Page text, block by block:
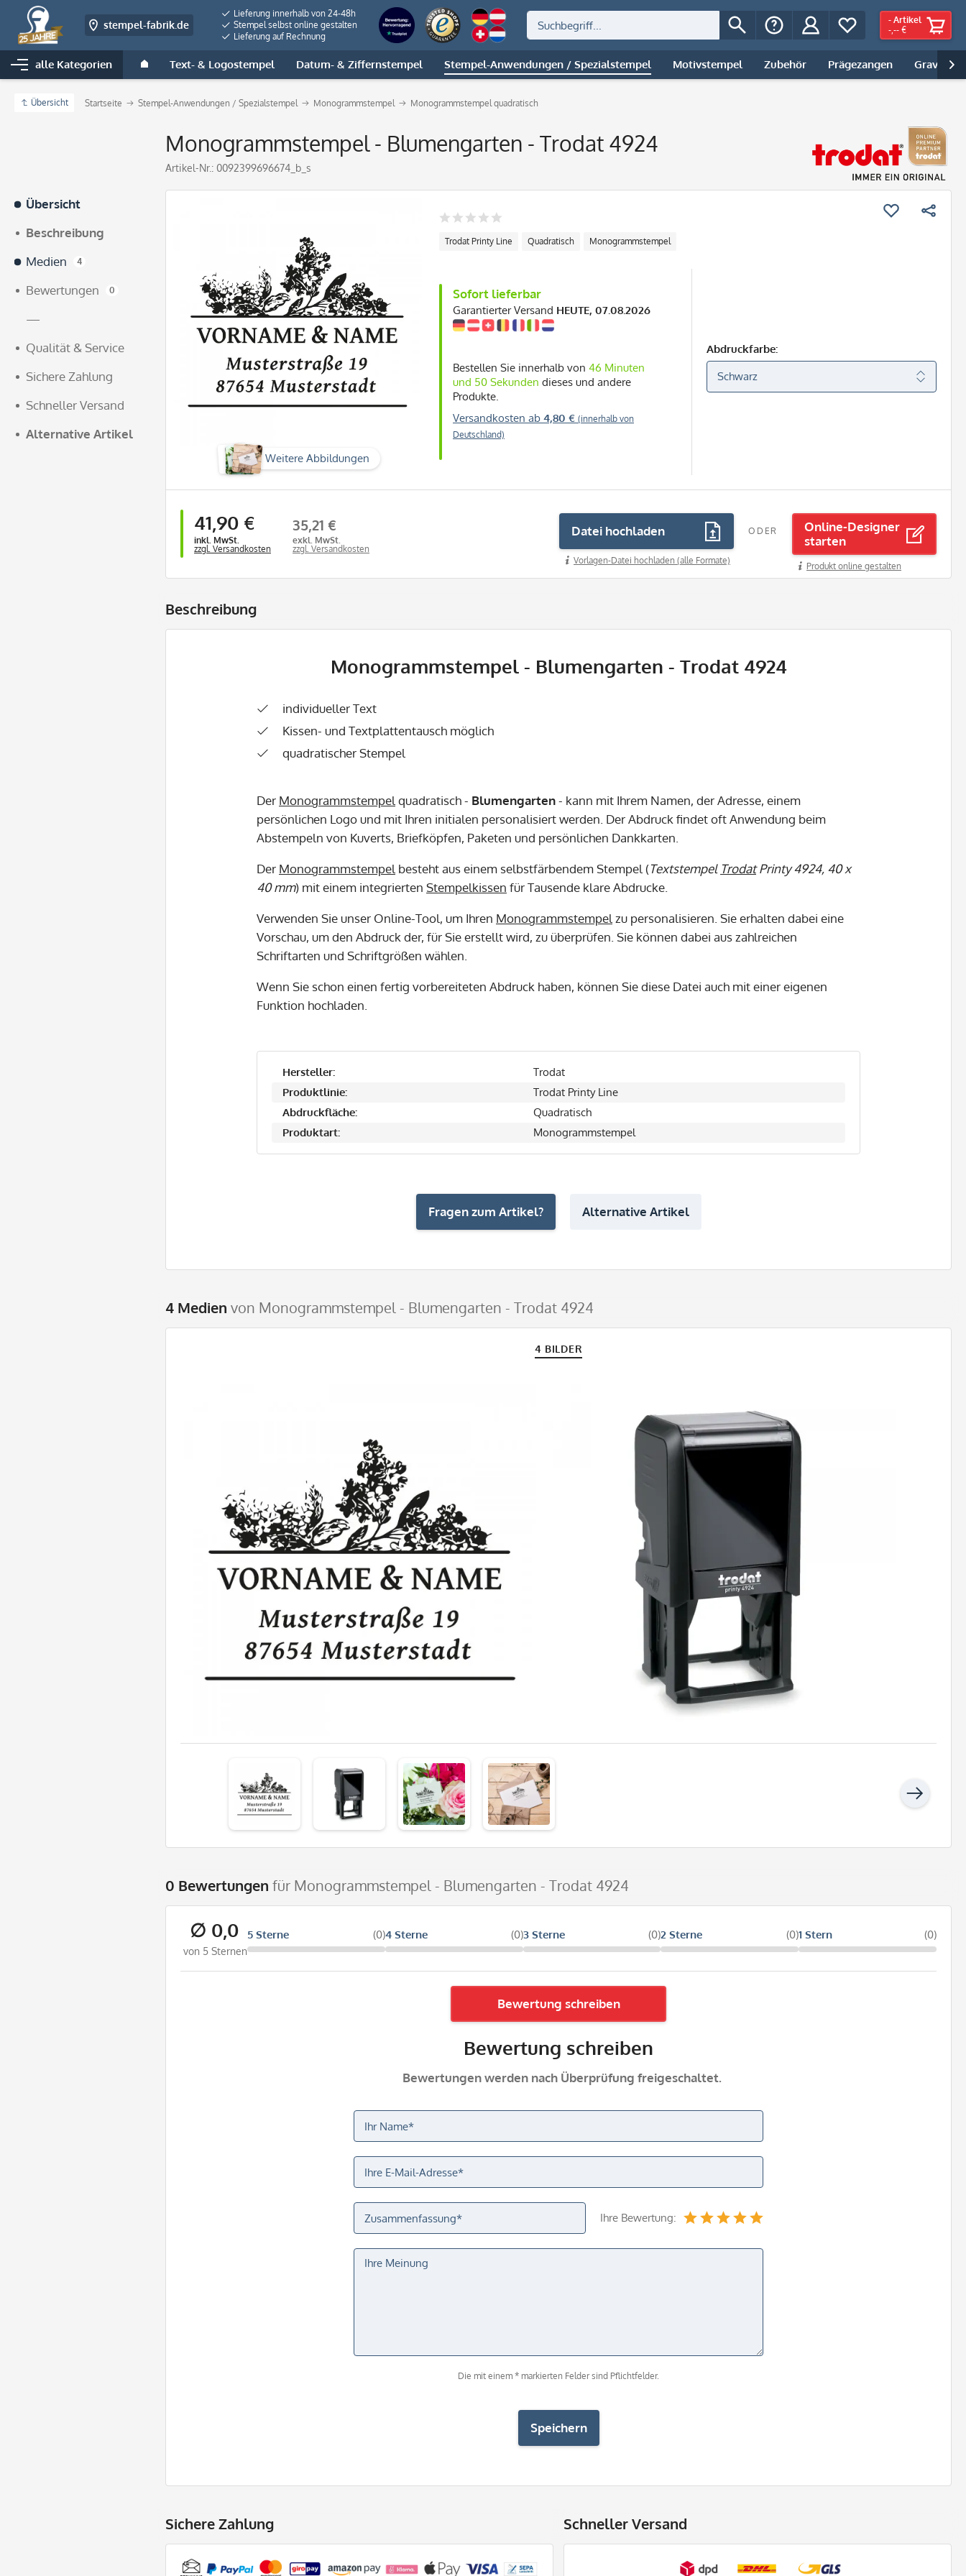
stempel-fabrik.de
Lieferung innerhalb von 24-48h
Stempel selbst online gestalten
Lieferung auf Rechnung
- Artikel
-,-- €
alle Kategorien Text- & Logostempel Datum- & Ziffernstempel Stempel-Anwendungen / Spezialstempel Motivstempel Zubehör Prägezangen Gravur |

Übersicht Startseite Stempel-Anwendungen / Spezialstempel Monogrammstempel Monogrammstempel quadratisch
Monogrammstempel - Blumengarten - Trodat 4924
Artikel-Nr.: 0092399696674_b_s
Übersicht
Beschreibung
Medien
4
Bewertungen 0
—
Qualität & Service
Sichere Zahlung
Schneller Versand
Alternative Artikel
Weitere Abbildungen
Trodat Printy Line Quadratisch Monogrammstempel
Sofort lieferbar
Garantierter Versand HEUTE, 07.08.2026
Bestellen Sie innerhalb von 46 Minuten
und 49 Sekunden dieses und andere
Produkte.
Versandkosten ab 4,80 € (innerhalb von
Deutschland)
Abdruckfarbe:
41,90 €
inkl. MwSt.
zzgl. Versandkosten
35,21 €
exkl. MwSt.
zzgl. Versandkosten
Datei hochladen
Vorlagen-Datei hochladen (alle Formate)
ODER
Online-Designer
starten
Produkt online gestalten
Beschreibung
Monogrammstempel - Blumengarten - Trodat 4924
individueller Text
Kissen- und Textplattentausch möglich
quadratischer Stempel
Der Monogrammstempel quadratisch - Blumengarten- kann mit Ihrem Namen, der Adresse, einem
persönlichen Logo und mit Ihren initialen personalisiert werden. Der Abdruck findet oft Anwendung beim
Abstempeln von Kuverts, Briefköpfen, Paketen und persönlichen Dankkarten.
Der Monogrammstempel besteht aus einem selbstfärbendem Stempel (Textstempel TrodatPrinty 4924, 40 x
40 mm) mit einem integrierten Stempelkissen für Tausende klare Abdrucke.
Verwenden Sie unser Online-Tool, um Ihren Monogrammstempel zu personalisieren. Sie erhalten dabei eine
Vorschau, um den Abdruck der, für Sie erstellt wird, zu überprüfen. Sie können dabei aus zahlreichen
Schriftarten und Schriftgrößen wählen.
Wenn Sie schon einen fertig vorbereiteten Abdruck haben, können Sie diese Datei auch mit einer eigenen
Funktion hochladen.
Hersteller:
Trodat
Produktlinie:
Trodat Printy Line
Abdruckfläche:
Quadratisch
Produktart:
Monogrammstempel
Fragen zum Artikel? Alternative Artikel
4 Medien von Monogrammstempel - Blumengarten - Trodat 4924
4 BILDER
0 Bewertungen für Monogrammstempel - Blumengarten - Trodat 4924
∅ 0,0
von 5 Sternen
5 Sterne (0)4 Sterne (0)3 Sterne (0)2 Sterne (0)1 Stern (0)
Bewertung schreiben
Bewertung schreiben
Bewertungen werden nach Überprüfung freigeschaltet.
Ihre Bewertung:
Die mit einem * markierten Felder sind Pflichtfelder.
Speichern
Sichere Zahlung Schneller Versand